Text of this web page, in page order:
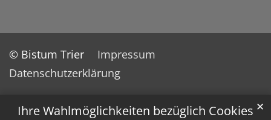
Ihre Wahlmöglichkeiten bezüglich Cookies ✕
© Bistum Trier
Impressum
Datenschutzerklärung